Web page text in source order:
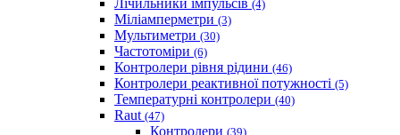
Лічильники імпульсів (4)
Міліамперметри (3)
Мультиметри (30)
Частотоміри (6)
Контролери рівня рідини (46)
Контролери реактивної потужності (5)
Температурні контролери (40)
Raut (47)
Контролери (39)